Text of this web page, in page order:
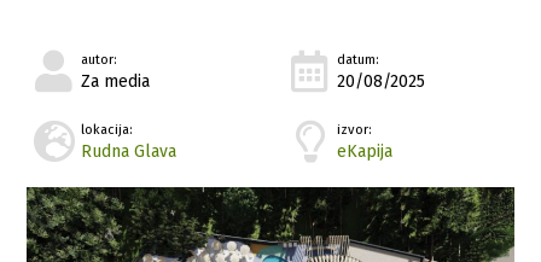
autor:
Za media
datum:
20/08/2025
lokacija:
Rudna Glava
izvor:
eKapija